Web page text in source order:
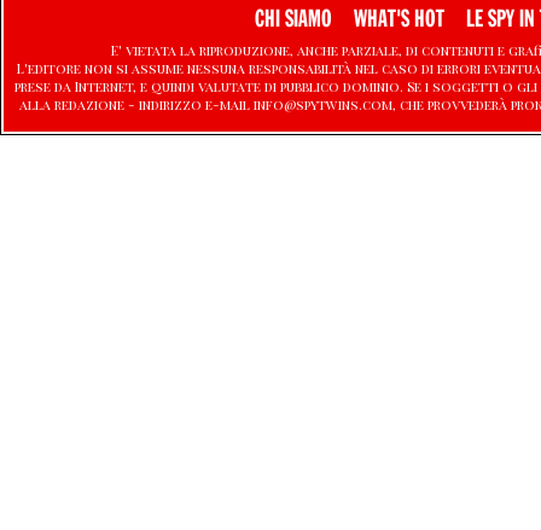
CHI SIAMO WHAT'S HOT LE SPY IN
E' vietata la riproduzione, anche parziale, di contenuti e
L'editore non si assume nessuna responsabilità nel caso di errori
prese da Internet, e quindi valutate di pubblico dominio. Se i soggetti
alla redazione - indirizzo e-mail info@spytwins.com, che provvederà